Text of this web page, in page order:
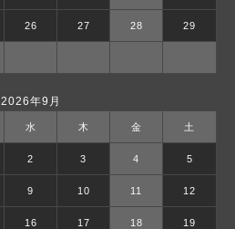
26 27 28 29
2026年9月
水 木 金 土
2 3 4 5
9 10 11 12
16 17 18 19